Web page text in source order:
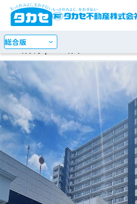
ご成約物件
1-24件表示 /476
STEP 1お探しの種別を選択
STEP 2 検索方法を選択
エリアからさがす
地図からさ